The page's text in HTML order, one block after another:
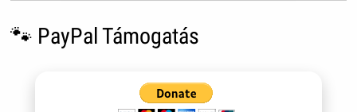
🐾 PayPal Támogatás